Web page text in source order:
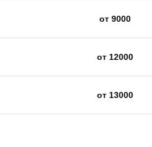
от 9000
от 12000
от 13000